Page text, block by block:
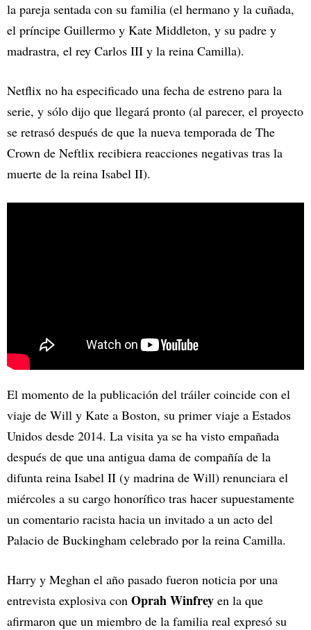
la pareja sentada con su familia (el hermano y la cuñada,
el príncipe Guillermo y Kate Middleton, y su padre y
madrastra, el rey Carlos III y la reina Camilla).
Netflix no ha especificado una fecha de estreno para la
serie, y sólo dijo que llegará pronto (al parecer, el proyecto
se retrasó después de que la nueva temporada de The
Crown de Neftlix recibiera reacciones negativas tras la
muerte de la reina Isabel II).
El momento de la publicación del tráiler coincide con el
viaje de Will y Kate a Boston, su primer viaje a Estados
Unidos desde 2014. La visita ya se ha visto empañada
después de que una antigua dama de compañía de la
difunta reina Isabel II (y madrina de Will) renunciara el
miércoles a su cargo honorífico tras hacer supuestamente
un comentario racista hacia un invitado a un acto del
Palacio de Buckingham celebrado por la reina Camilla.
Harry y Meghan el año pasado fueron noticia por una
entrevista explosiva con Oprah Winfrey en la que
afirmaron que un miembro de la familia real expresó su